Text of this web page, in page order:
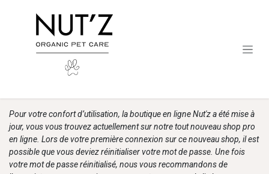
Pour votre confort d’utilisation, la boutique en ligne Nut'z a été mise à
jour, vous vous trouvez actuellement sur notre tout nouveau shop pro
en ligne. Lors de votre première connexion sur ce nouveau shop, il est
possible que vous deviez réinitialiser votre mot de passe. Une fois
votre mot de passe réinitialisé, nous vous recommandons de